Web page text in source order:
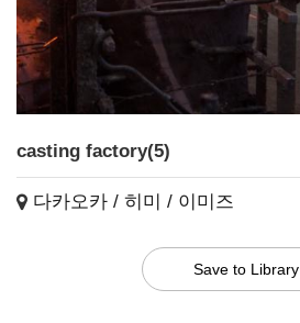
casting factory(5)
다카오카 / 히미 / 이미즈
Save to Library